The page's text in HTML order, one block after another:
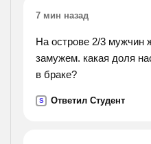
7 мин назад
На острове 2/3 мужчин
замужем. какая доля
в браке?
S Ответил Студент